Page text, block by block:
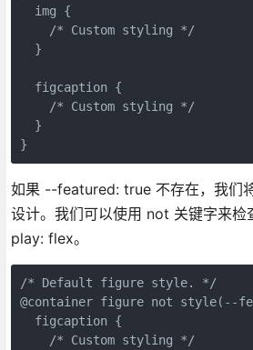
  img {
    /* Custom styling */
  }
  figcaption {
    /* Custom styling */
  }
}
如果 --featured: true 不存在，我们
设计。我们可以使用 not 关键字来
play: flex。
/* Default figure style. */
@container figure not style(--
  figcaption {
    /* Custom styling */